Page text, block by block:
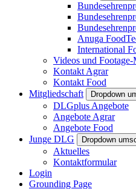
Anuga
International
Videos und Footage-
Kontakt Agrar
Kontakt Food
Mitgliedschaft
Dropdown
DLGplus Angebote
Angebote Agrar
Angebote Food
Junge DLG
Dropdown
Aktuelles
Kontaktformular
Login
Grounding Page